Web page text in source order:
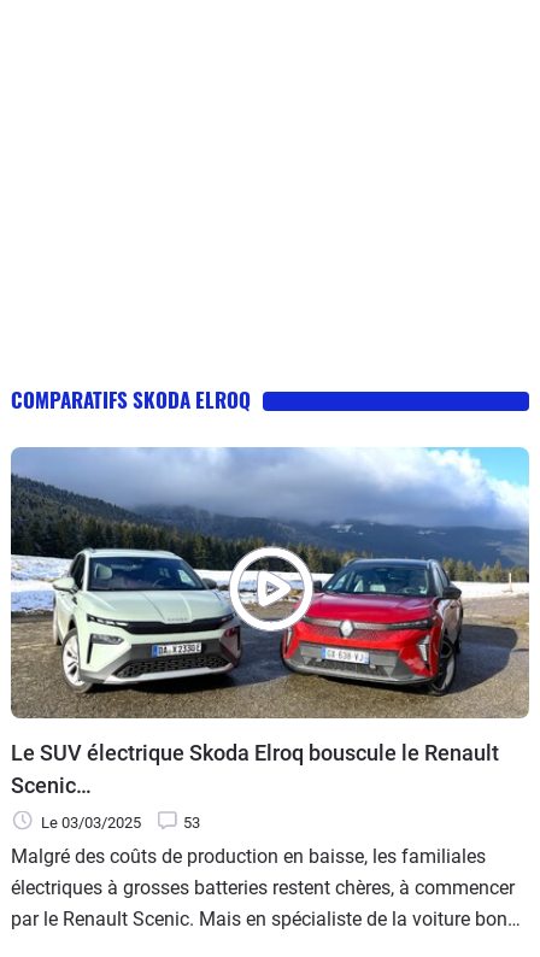
COMPARATIFS SKODA ELROQ
Le SUV électrique Skoda Elroq bouscule le Renault
Scenic…
Le 03/03/2025 53
Malgré des coûts de production en baisse, les familiales
électriques à grosses batteries restent chères, à commencer
par le Renault Scenic. Mais en spécialiste de la voiture bon